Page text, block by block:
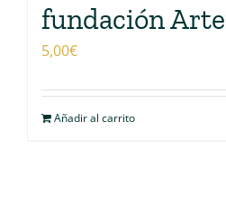
fundación
5,00€
Añadir al carrito